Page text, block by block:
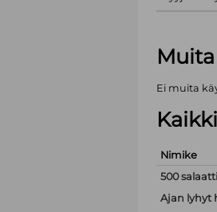
Ei muita
Nimike
500
Ajan lyhyt